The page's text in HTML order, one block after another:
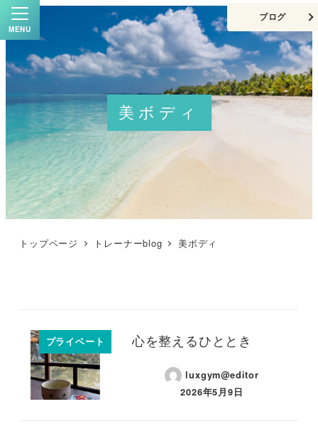
MENU
ブログ
美ボディ
トップページ トレーナーblog 美ボディ
プライベート 心を整えるひととき
luxgym@editor
2026年5月9日